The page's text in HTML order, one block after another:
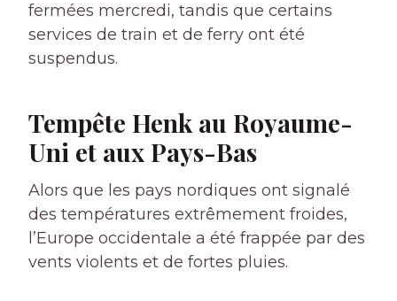
fermées mercredi, tandis que certains
services de train et de ferry ont été
suspendus.
Tempête Henk au Royaume-
Uni et aux Pays-Bas
Alors que les pays nordiques ont signalé
des températures extrêmement froides,
l’Europe occidentale a été frappée par des
vents violents et de fortes pluies.